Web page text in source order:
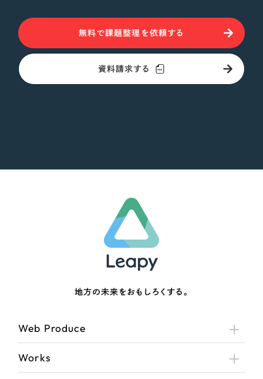
さらに条件を追加する無料で課題整理を依頼する
資料請求する
地方の未来をおもしろくする。
Web Produce
Works